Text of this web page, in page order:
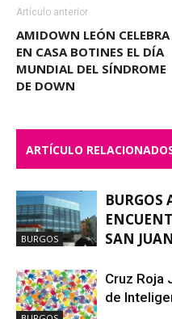
Artículo anterior
AMIDOWN LEÓN CELEBRA
EN CASA BOTINES EL DÍA
MUNDIAL DEL SÍNDROME
DE DOWN
ARTÍCULO
BURGOS
BURGOS
SAN
Cruz Roja
de